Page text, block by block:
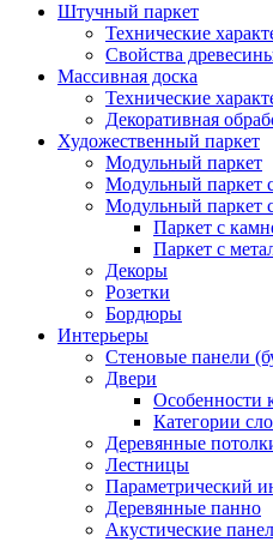
Штучный паркет
Технические
Свойства
Массивная доска
Технические
Декоративная
Художественный паркет
Модульный паркет
Модульный
Модульный паркет
Паркет с
Паркет с
Декоры
Розетки
Бордюры
Интерьеры
Стеновые панели
Двери
Особенности
Категории
Деревянные
Лестницы
Параметрический
Деревянные панно
Акустические